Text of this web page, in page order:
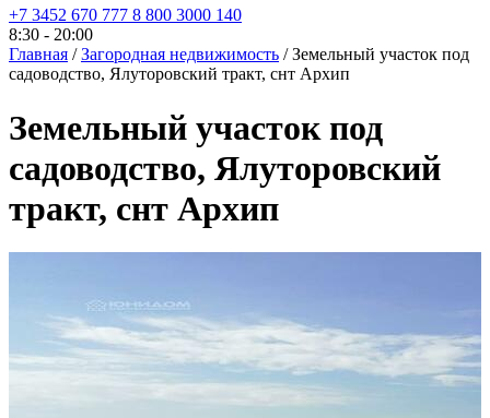
+7 3452 670 777 8 800 3000 140
8:30 - 20:00
Главная / Загородная недвижимость / Земельный участок под
садоводство, Ялуторовский тракт, снт Архип
Земельный участок под
садоводство, Ялуторовский
тракт, снт Архип